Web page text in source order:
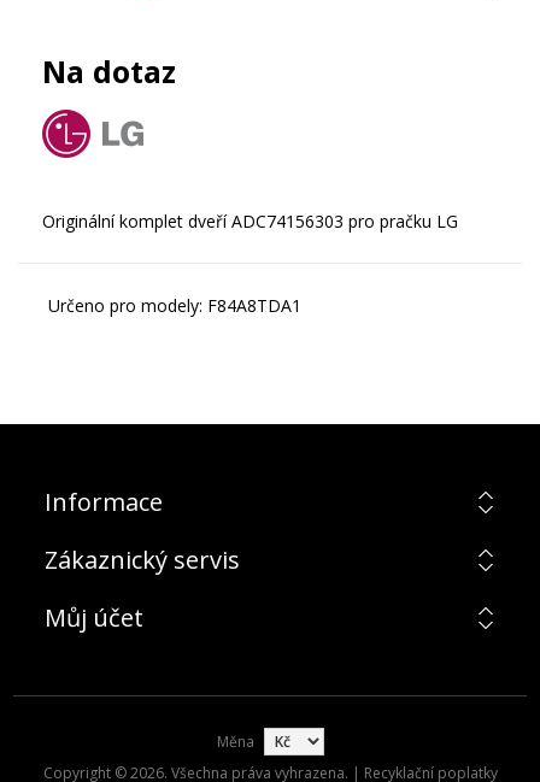
Na dotaz
Určeno pro modely: F84A8TDA1
Informace
Zákaznický servis
Můj účet
Měna
Copyright © 2026. Všechna práva vyhrazena. | Recyklační poplatky